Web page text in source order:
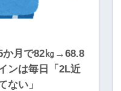
か月で82㎏→68.8
ンは毎日「2L近
ない」